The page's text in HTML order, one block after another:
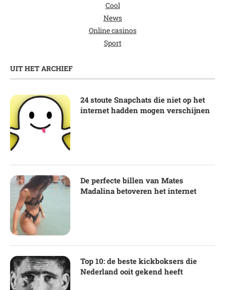
Cool
News
Online casinos
Sport
UIT HET ARCHIEF
24 stoute Snapchats die niet op het
internet hadden mogen verschijnen
De perfecte billen van Mates
Madalina betoveren het internet
Top 10: de beste kickboksers die
Nederland ooit gekend heeft